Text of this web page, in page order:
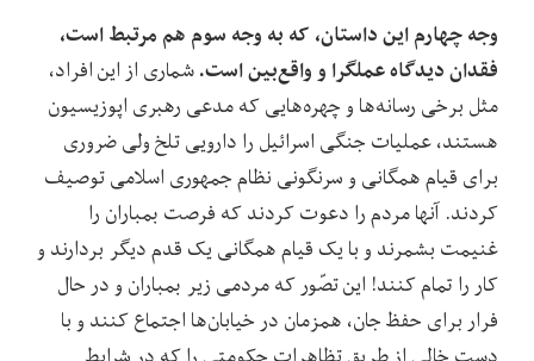
وجه چهارم این داستان، که به وجه سوم هم مرتبط است،
فقدان دیدگاه عملگرا و واقع‌بین است.شماری از این افراد،
مثل برخی رسانه‌ها و چهره‌هایی که مدعی رهبری اپوزیسیون
هستند، عملیات جنگی اسرائیل را دارویی تلخ ولی ضروری
برای قیام همگانی و سرنگونی نظام جمهوری اسلامی توصیف
کردند. آنها مردم را دعوت کردند که فرصت بمباران را
غنیمت بشمرند و با یک قیام همگانی یک قدم دیگر بردارند و
کار را تمام کنند! این تصّور که مردمی زیر بمباران و در حال
فرار برای حفظ جان، همزمان در خیابان‌ها اجتماع کنند و با